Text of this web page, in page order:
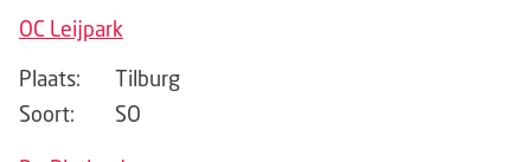
OC Leijpark
Plaats:
Tilburg
Soort:
SO